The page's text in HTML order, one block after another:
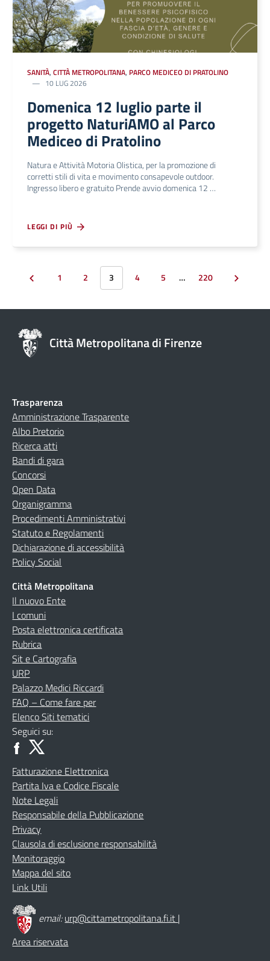
SANITÀ, CITTÀ METROPOLITANA, PARCO MEDICEO DI PRATOLINO
10 LUG 2026
Domenica 12 luglio parte il
progetto NaturiAMO al Parco
Mediceo di Pratolino
Natura e Attività Motoria Olistica, per la promozione di
corretti stili di vita e movimento consapevole outdoor.
Ingresso libero e gratuito Prende avvio domenica 12 …
LEGGI DI PIÙ
1 2 3 4 5 … 220
Città Metropolitana di Firenze
Trasparenza
Amministrazione Trasparente
Albo Pretorio
Ricerca atti
Bandi di gara
Concorsi
Open Data
Organigramma
Procedimenti Amministrativi
Statuto e Regolamenti
Dichiarazione di accessibilità
Policy Social
Città Metropolitana
Il nuovo Ente
I comuni
Posta elettronica certificata
Rubrica
Sit e Cartografia
URP
Palazzo Medici Riccardi
FAQ – Come fare per
Elenco Siti tematici
Seguici su:
Fatturazione Elettronica
Partita Iva e Codice Fiscale
Note Legali
Responsabile della Pubblicazione
Privacy
Clausola di esclusione responsabilità
Monitoraggio
Mappa del sito
Link Utili
email:urp@cittametropolitana.fi.it |
Area riservata